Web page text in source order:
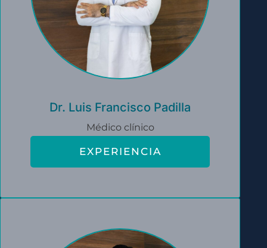
Dr. Luis Francisco Padilla
Médico clínico
EXPERIENCIA